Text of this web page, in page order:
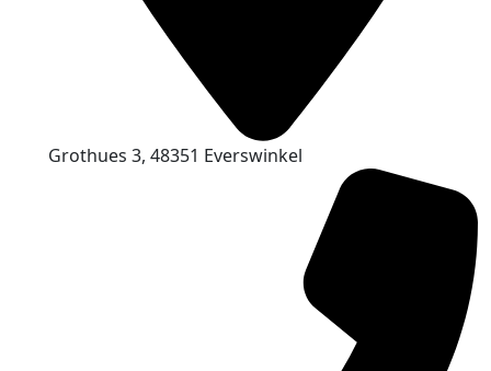
Grothues 3, 48351 Everswinkel